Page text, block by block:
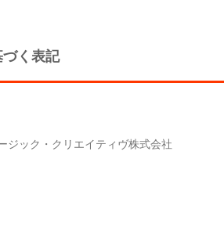
く表記
ジック・クリエイティヴ株式会社